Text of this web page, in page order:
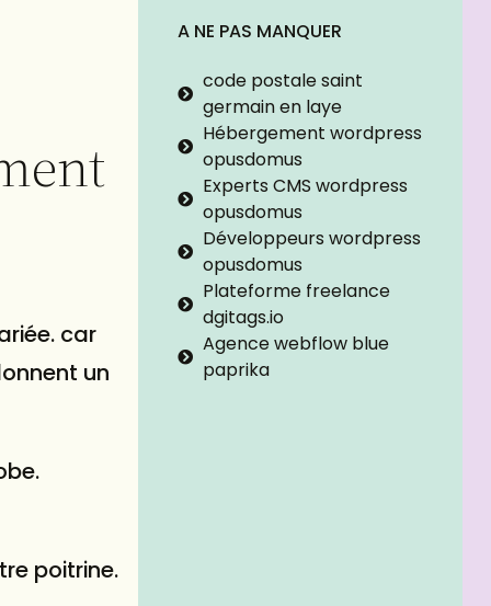
car
un
poitrine.
A NE PAS MANQUER
code postale saint
germain en laye
Hébergement wordpress
opusdomus
Experts CMS wordpress
opusdomus
Développeurs wordpress
opusdomus
Plateforme freelance
dgitags.io
Agence webflow blue
paprika